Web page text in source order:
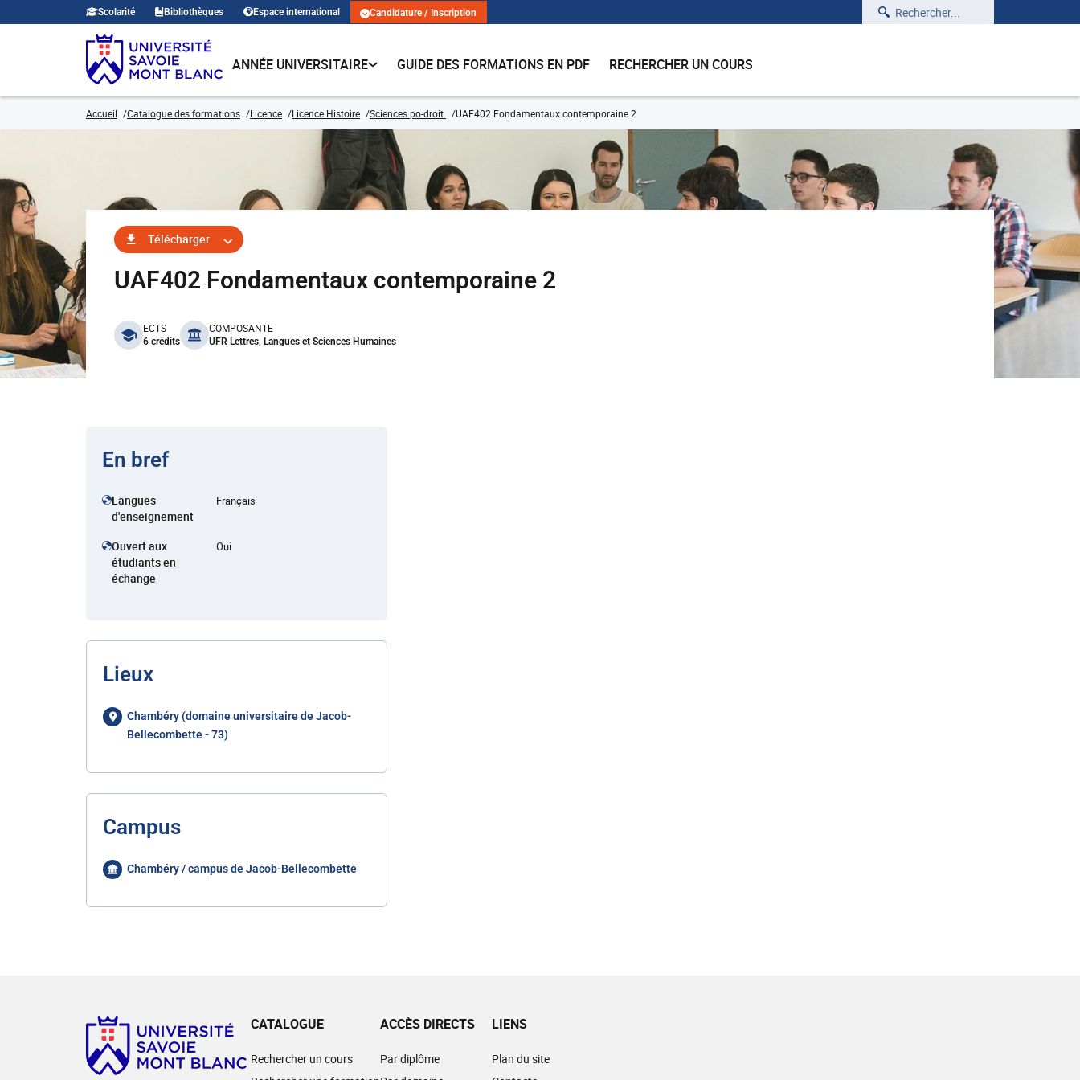
Scolarité Bibliothèques Espace international Candidature / Inscription Rechercher
ANNÉE UNIVERSITAIRE GUIDE DES FORMATIONS EN PDF RECHERCHER UN COURS
Accueil Catalogue des formations Licence Licence Histoire Sciences po-droit UAF402 Fondamentaux contemporaine 2
Télécharger
UAF402 Fondamentaux contemporaine 2
benefits
ECTS
6 crédits
COMPOSANTE
UFR Lettres, Langues et Sciences Humaines
En bref
Langues
d'enseignement
Français
Ouvert aux
étudiants en
échange
Oui
Lieux
Chambéry (domaine universitaire de Jacob-
Bellecombette - 73)
Campus
Chambéry / campus de Jacob-Bellecombette
CATALOGUE
Rechercher un cours
ACCÈS DIRECTS
Par diplôme
LIENS
Plan du site